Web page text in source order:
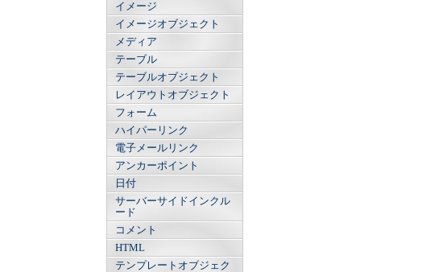
イメージ
イメージオブジェクト
メディア
テーブル
テーブルオブジェクト
レイアウトオブジェクト
フォーム
ハイパーリンク
電子メールリンク
アンカーポイント
日付
サーバーサイドインクル
ード
コメント
HTML
テンプレートオブジェク